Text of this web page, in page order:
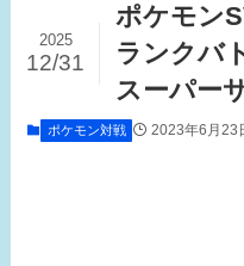
ポケモン
ランクバ
スーパー
2025
12/31
ポケモン対戦 2023年6月23